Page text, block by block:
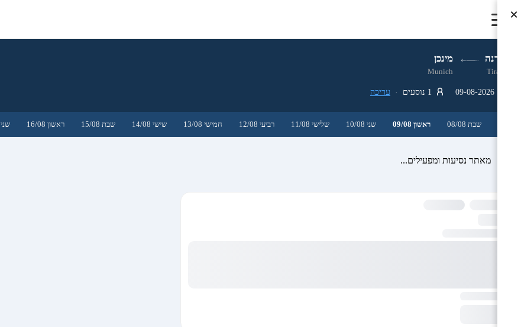
טירנה מינכן
Tirana
Munich
עריכה
שבת 08/08 ראשון 09/08 שני 10/08 שלישי 11/08 רביעי 12/08 חמישי 13/08 שישי 14/08 שבת 15/08 ראשון 16/08 שני 17/08
מאתר נסיעות ומפעילים...
×